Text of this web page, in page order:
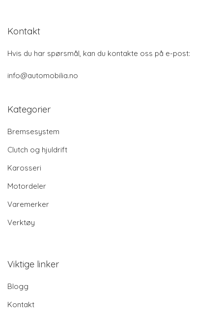
Kontakt
Hvis du har spørsmål, kan du kontakte oss på e-post:
info@automobilia.no
Kategorier
Bremsesystem
Clutch og hjuldrift
Karosseri
Motordeler
Varemerker
Verktøy
Viktige linker
Blogg
Kontakt